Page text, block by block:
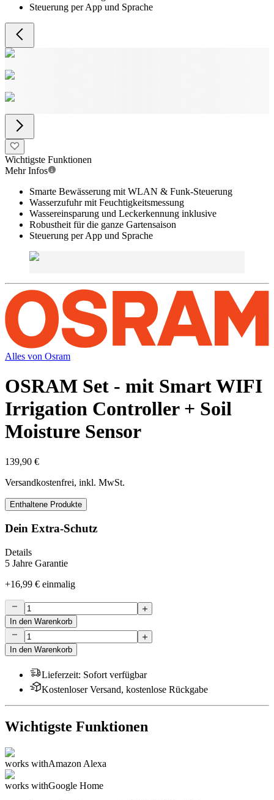
Steuerung per App und Sprache
Wichtigste Funktionen
Mehr Infos
Smarte Bewässerung mit WLAN & Funk-Steuerung
Wasserzufuhr mit Feuchtigkeitsmessung
Wassereinsparung und Leckerkennung inklusive
Robustheit für die ganze Gartensaison
Steuerung per App und Sprache
Alles von Osram
OSRAM Set - mit Smart WIFI
Irrigation Controller + Soil
Moisture Sensor
139,90 €
Versandkostenfrei, inkl. MwSt.
Enthaltene Produkte
Dein Extra-Schutz
Details
5 Jahre Garantie
+16,99 € einmalig
In den Warenkorb
In den Warenkorb
Lieferzeit: Sofort verfügbar
Kostenloser Versand, kostenlose Rückgabe
Wichtigste Funktionen
works withAmazon Alexa
works withGoogle Home